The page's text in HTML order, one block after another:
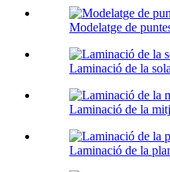
Modelatge de
Laminació de la
Laminació de la
Laminació de la